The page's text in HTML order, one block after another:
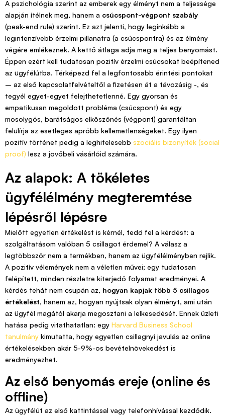
A pszichológia szerint az emberek egy élményt nem a teljessége
alapján ítélnek meg, hanem a csúcspont-végpont szabály
(peak-end rule) szerint. Ez azt jelenti, hogy leginkább a
legintenzívebb érzelmi pillanatra (a csúcspontra) és az élmény
végére emlékeznek. A kettő átlaga adja meg a teljes benyomást.
Éppen ezért kell tudatosan pozitív érzelmi csúcsokat beépítened
az ügyfélútba. Térképezd fel a legfontosabb érintési pontokat
– az első kapcsolatfelvételtől a fizetésen át a távozásig -, és
tegyél egyet-egyet felejthetetlenné. Egy gyorsan és
empatikusan megoldott probléma (csúcspont) és egy
mosolygós, barátságos elköszönés (végpont) garantáltan
felülírja az esetleges apróbb kellemetlenségeket. Egy ilyen
pozitív történet pedig a leghitelesebb szociális bizonyíték (social
proof) lesz a jövőbeli vásárlóid számára.
Az alapok: A tökéletes
ügyfélélmény megteremtése
lépésről lépésre
Mielőtt egyetlen értékelést is kérnél, tedd fel a kérdést: a
szolgáltatásom valóban 5 csillagot érdemel? A válasz a
legtöbbször nem a termékben, hanem az ügyfélélményben rejlik.
A pozitív vélemények nem a véletlen művei; egy tudatosan
felépített, minden részletre kiterjedő folyamat eredményei. A
kérdés tehát nem csupán az, hogyan kapjak több 5 csillagos
értékelést, hanem az, hogyan nyújtsak olyan élményt, ami után
az ügyfél magától akarja megosztani a lelkesedését. Ennek üzleti
hatása pedig vitathatatlan: egy Harvard Business School
tanulmány kimutatta, hogy egyetlen csillagnyi javulás az online
értékelésekben akár 5-9%-os bevételnövekedést is
eredményezhet.
Az első benyomás ereje (online és
offline)
Az ügyfélút az első kattintással vagy telefonhívással kezdődik.